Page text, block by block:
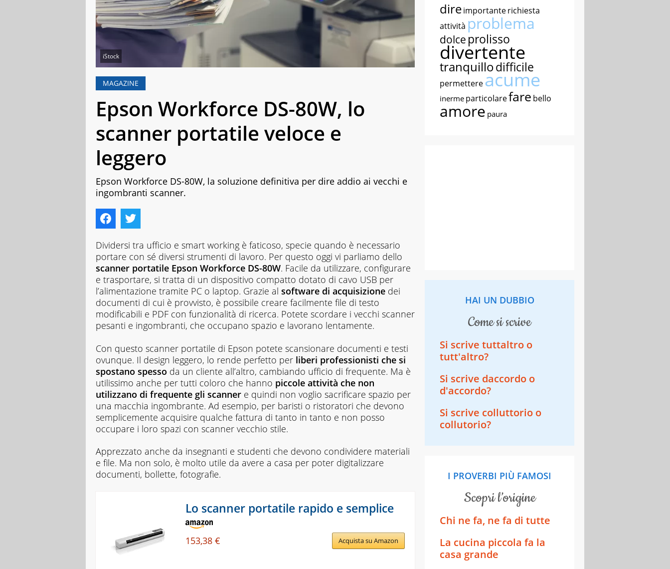
iStock
MAGAZINE
Epson Workforce DS-80W, lo
scanner portatile veloce e
leggero
Epson Workforce DS-80W, la soluzione definitiva per dire addio ai vecchi e
ingombranti scanner.
Dividersi tra ufficio e smart working è faticoso, specie quando è necessario
portare con sé diversi strumenti di lavoro. Per questo oggi vi parliamo dello
scanner portatile Epson Workforce DS-80W. Facile da utilizzare, configurare
e trasportare, si tratta di un dispositivo compatto dotato di cavo USB per
l’alimentazione tramite PC o laptop. Grazie al software di acquisizione dei
documenti di cui è provvisto, è possibile creare facilmente file di testo
modificabili e PDF con funzionalità di ricerca. Potete scordare i vecchi scanner
pesanti e ingombranti, che occupano spazio e lavorano lentamente.
Con questo scanner portatile di Epson potete scansionare documenti e testi
ovunque. Il design leggero, lo rende perfetto per liberi professionisti che si
spostano spesso da un cliente all’altro, cambiando ufficio di frequente. Ma è
utilissimo anche per tutti coloro che hanno piccole attività che non
utilizzano di frequente gli scanner e quindi non voglio sacrificare spazio per
una macchia ingombrante. Ad esempio, per baristi o ristoratori che devono
semplicemente acquisire qualche fattura di tanto in tanto e non posso
occupare i loro spazi con scanner vecchio stile.
Apprezzato anche da insegnanti e studenti che devono condividere materiali
e file. Ma non solo, è molto utile da avere a casa per poter digitalizzare
documenti, bollette, fotografie.
Lo scanner portatile rapido e semplice
153,38 € Acquista su Amazon
direimportanterichiesta
attività problema
dolce prolisso
divertente
tranquillodifficile
permettereacume
inerme particolarefare bello
amore paura
HAI UN DUBBIO
come si scrive
Si scrive tuttaltro o
tutt'altro?
Si scrive daccordo o
d'accordo?
Si scrive colluttorio o
collutorio?
I PROVERBI PIÙ FAMOSI
scopri l’origine
Chi ne fa, ne fa di tutte
La cucina piccola fa la
casa grande